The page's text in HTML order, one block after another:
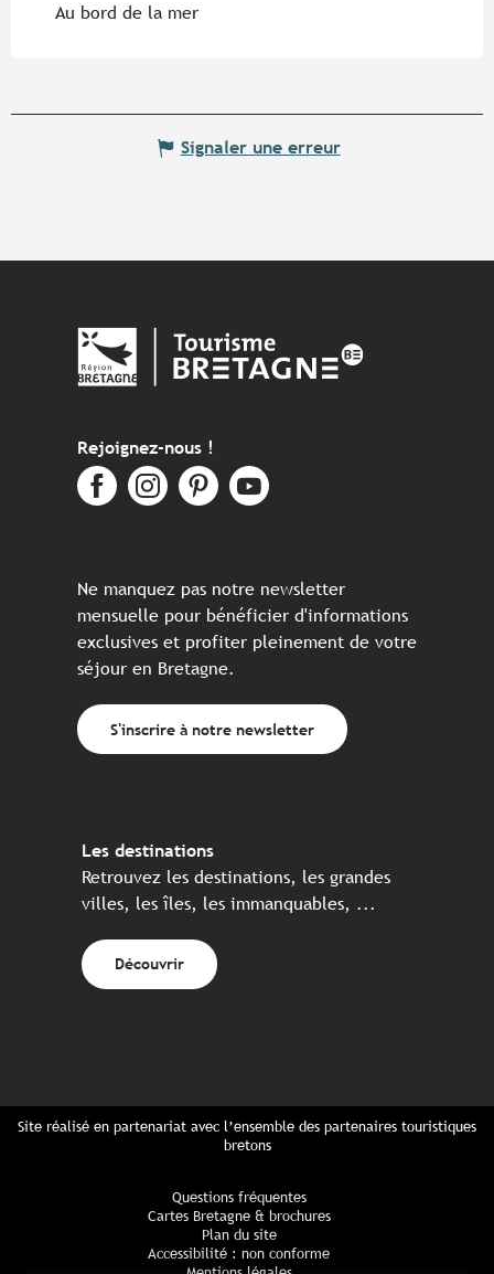
Au bord de la mer
Signaler une erreur
Rejoignez-nous !
Ne manquez pas notre newsletter
mensuelle pour bénéficier d'informations
exclusives et profiter pleinement de votre
séjour en Bretagne.
S'inscrire à notre newsletter
Les destinations
Retrouvez les destinations, les grandes
villes, les îles, les immanquables, ...
Découvrir
Site réalisé en partenariat avec l’ensemble des partenaires touristiques
bretons
Questions fréquentes
Cartes Bretagne & brochures
Plan du site
Accessibilité : non conforme